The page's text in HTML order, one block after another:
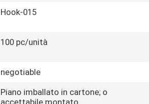
Hook-015
100 pc/unità
negotiable
Piano imballato in cartone; o